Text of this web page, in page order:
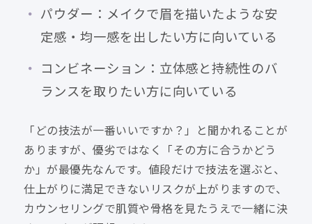
パウダー：メイクで眉を描いたような安
定感・均一感を出したい方に向いている
コンビネーション：立体感と持続性のバ
ランスを取りたい方に向いている
「どの技法が一番いいですか？」と聞かれることが
ありますが、優劣ではなく「その方に合うかどう
か」が最優先なんです。値段だけで技法を選ぶと、
仕上がりに満足できないリスクが上がりますので、
カウンセリングで肌質や骨格を見たうえで一緒に決